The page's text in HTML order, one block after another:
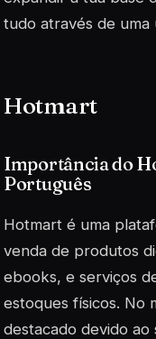
tudo através de uma
Hotmart
Importância do
Português
Hotmart é uma
venda de produtos
ebooks, e serviços
estoques físicos. No
destacado devido